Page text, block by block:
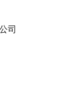
司